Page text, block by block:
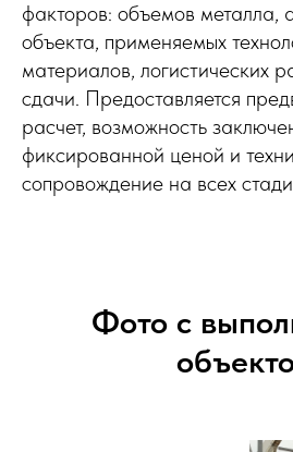
факторов: объемов металла,
объекта, применяемых
материалов, логистических
сдачи. Предоставляется
расчет, возможность
фиксированной ценой и
сопровождение на всех
Фото с